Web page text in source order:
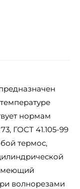
нормам
ГОСТ 41.105-99
термос,
волнорезами